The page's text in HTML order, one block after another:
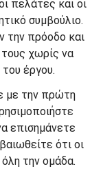
πελάτες και οι
συμβούλιο.
την πρόοδο και
τους χωρίς να
έργου.
με την πρώτη
επισημάνετε
ότι οι
την ομάδα.